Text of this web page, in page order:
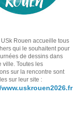
Rouen accueille tous
qui le souhaitent pour
de dessins dans
ville. Toutes les
sur la rencontre sont
sur leur site :